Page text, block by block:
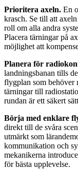
Prioritera axeln. En
krasch. Se till att
roll om alla andra
Placera tärningar på
möjlighet att
Planera för
landningsbanan tills
flygplan som behöver
tärningar till
rundan är ett säkert
Börja med enklare
direkt till de svåra
utmärkt som
kommunikation och
mekanikerna
för bästa upplevelse.